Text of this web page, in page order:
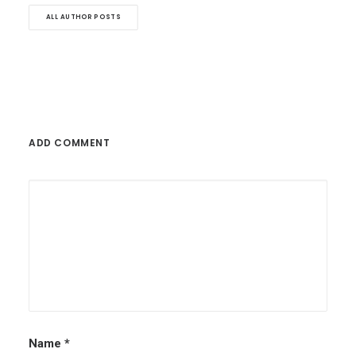
ALL AUTHOR POSTS
ADD COMMENT
Name *